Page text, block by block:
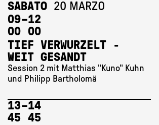
SABATO 20 MARZO
09
00
–12
00
TIEF VERWURZELT -
WEIT GESANDT
Session 2 mit Matthias "Kuno" Kuhn
und Philipp Bartholomä
13
45
–14
45